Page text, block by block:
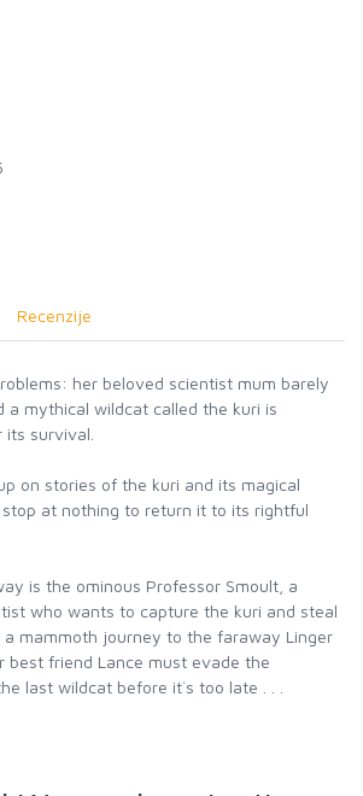
Recenzije
her beloved scientist mum barely
a mythical wildcat called the kuri is
survival.
on stories of the kuri and its magical
at nothing to return it to its rightful
is the ominous Professor Smoult, a
who wants to capture the kuri and steal
a mammoth journey to the faraway Linger
best friend Lance must evade the
last wildcat before it`s too late . . .